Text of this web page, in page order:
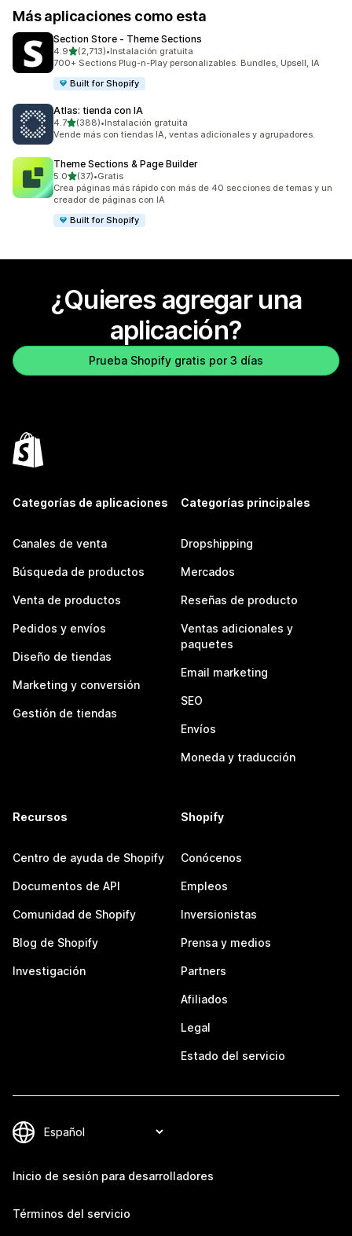
Más aplicaciones como esta
Section Store ‑ Theme Sections
4.9de 5 estrellas
(2,713)
2713 reseñas en total
•Instalación gratuita
700+ Sections Plug-n-Play personalizables. Bundles, Upsell, IA
Built for Shopify
Atlas: tienda con IA
4.7de 5 estrellas
(388)
388 reseñas en total
•Instalación gratuita
Vende más con tiendas IA, ventas adicionales y agrupadores.
Theme Sections & Page Builder
5.0de 5 estrellas
(37)
37 reseñas en total
•Gratis
Crea páginas más rápido con más de 40 secciones de temas y un
creador de páginas con IA
Built for Shopify
¿Quieres agregar una
aplicación?
Prueba Shopify gratis por 3 días
Categorías de aplicaciones
Canales de venta
Búsqueda de productos
Venta de productos
Pedidos y envíos
Diseño de tiendas
Marketing y conversión
Gestión de tiendas
Categorías principales
Dropshipping
Mercados
Reseñas de producto
Ventas adicionales y
paquetes
Email marketing
SEO
Envíos
Moneda y traducción
Recursos
Centro de ayuda de Shopify
Documentos de API
Comunidad de Shopify
Blog de Shopify
Investigación
Shopify
Conócenos
Empleos
Inversionistas
Prensa y medios
Partners
Afiliados
Legal
Estado del servicio
Inicio de sesión para desarrolladores
Términos del servicio